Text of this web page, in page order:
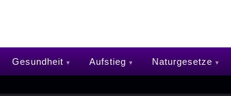
Gesundheit Aufstieg Naturgesetze